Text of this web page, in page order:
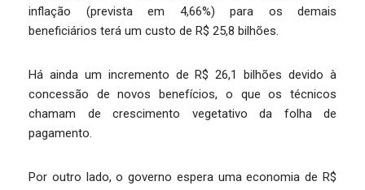
inflação (prevista em 4,66%) para os demais
beneficiários terá um custo de R$ 25,8 bilhões.
Há ainda um incremento de R$ 26,1 bilhões devido à
concessão de novos benefícios, o que os técnicos
chamam de crescimento vegetativo da folha de
pagamento.
Por outro lado, o governo espera uma economia de R$